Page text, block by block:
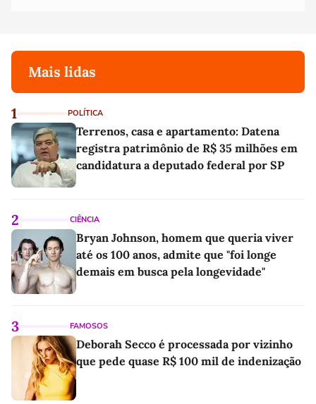
Mais lidas
1 POLÍTICA
Terrenos, casa e apartamento: Datena
registra patrimônio de R$ 35 milhões em
candidatura a deputado federal por SP
2 CIÊNCIA
Bryan Johnson, homem que queria viver
até os 100 anos, admite que "foi longe
demais em busca pela longevidade"
3 FAMOSOS
Deborah Secco é processada por vizinho
que pede quase R$ 100 mil de indenização